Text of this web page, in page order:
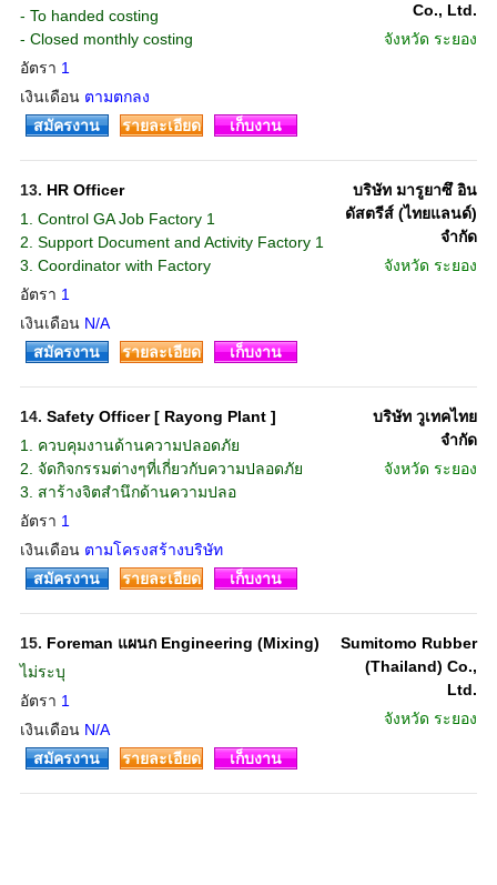
- To handed costing
- Closed monthly costing
อัตรา 1
เงินเดือน ตามตกลง
Co., Ltd.
จังหวัด ระยอง
สมัครงาน รายละเอียด เก็บงาน
13. HR Officer
1. Control GA Job Factory 1
2. Support Document and Activity Factory 1
3. Coordinator with Factory
อัตรา 1
เงินเดือน N/A
บริษัท มารูยาซึ อิน
ดัสตรีส์ (ไทยแลนด์)
จำกัด
จังหวัด ระยอง
สมัครงาน รายละเอียด เก็บงาน
14. Safety Officer [ Rayong Plant ]
1. ควบคุมงานด้านความปลอดภัย
2. จัดกิจกรรมต่างๆที่เกี่ยวกับความปลอดภัย
3. สาร้างจิตสำนึกด้านความปลอ
อัตรา 1
เงินเดือน ตามโครงสร้างบริษัท
บริษัท วูเทคไทย
จำกัด
จังหวัด ระยอง
สมัครงาน รายละเอียด เก็บงาน
15. Foreman แผนก Engineering (Mixing)
ไม่ระบุ
อัตรา 1
เงินเดือน N/A
Sumitomo Rubber
(Thailand) Co.,
Ltd.
จังหวัด ระยอง
สมัครงาน รายละเอียด เก็บงาน